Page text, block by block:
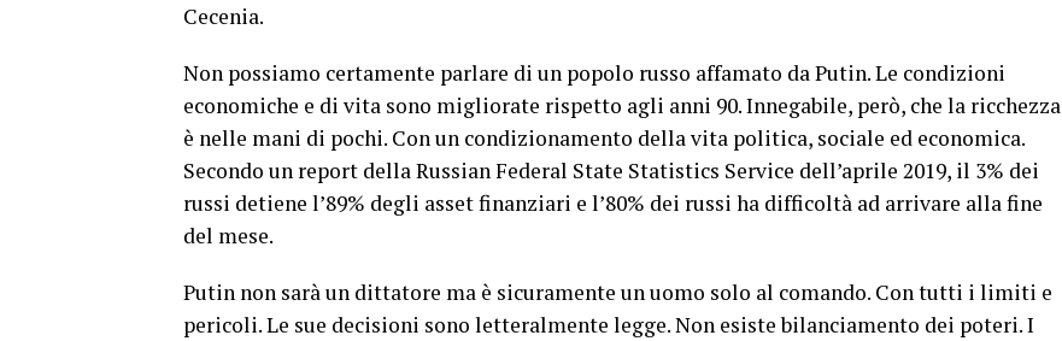
Cecenia.
Non possiamo certamente parlare di un popolo russo affamato da Putin. Le condizioni
economiche e di vita sono migliorate rispetto agli anni 90. Innegabile, però, che la ricchezza
è nelle mani di pochi. Con un condizionamento della vita politica, sociale ed economica.
Secondo un report della Russian Federal State Statistics Service dell’aprile 2019, il 3% dei
russi detiene l’89% degli asset finanziari e l’80% dei russi ha difficoltà ad arrivare alla fine
del mese.
Putin non sarà un dittatore ma è sicuramente un uomo solo al comando. Con tutti i limiti e
pericoli. Le sue decisioni sono letteralmente legge. Non esiste bilanciamento dei poteri. I